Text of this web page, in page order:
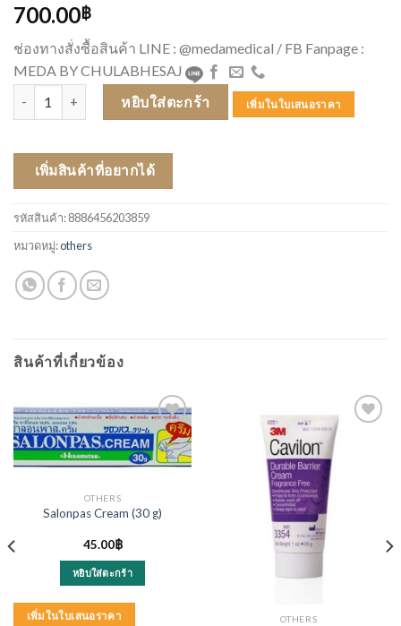
700.00฿
ช่องทางสั่งซื้อสินค้า LINE : @medamedical / FB Fanpage :
MEDA BY CHULABHESAJ
จำนวน DERMATIX ULTRA 15 GM ชิ้น
หยิบใส่ตะกร้า เพิ่มในใบเสนอราคา
เพิ่มสินค้าที่อยากได้
รหัสสินค้า:8886456203859
หมวดหมู่:others
สินค้าที่เกี่ยวข้อง
OTHERS
Salonpas Cream (30 g)
45.00฿
หยิบใส่ตะกร้า
เพิ่มในใบเสนอราคา OTHERS